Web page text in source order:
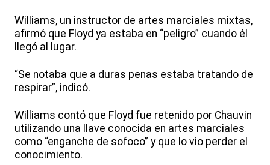
Williams, un instructor de artes marciales mixtas,
afirmó que Floyd ya estaba en “peligro” cuando él
llegó al lugar.
“Se notaba que a duras penas estaba tratando de
respirar”, indicó.
Williams contó que Floyd fue retenido por Chauvin
utilizando una llave conocida en artes marciales
como “enganche de sofoco” y que lo vio perder el
conocimiento.